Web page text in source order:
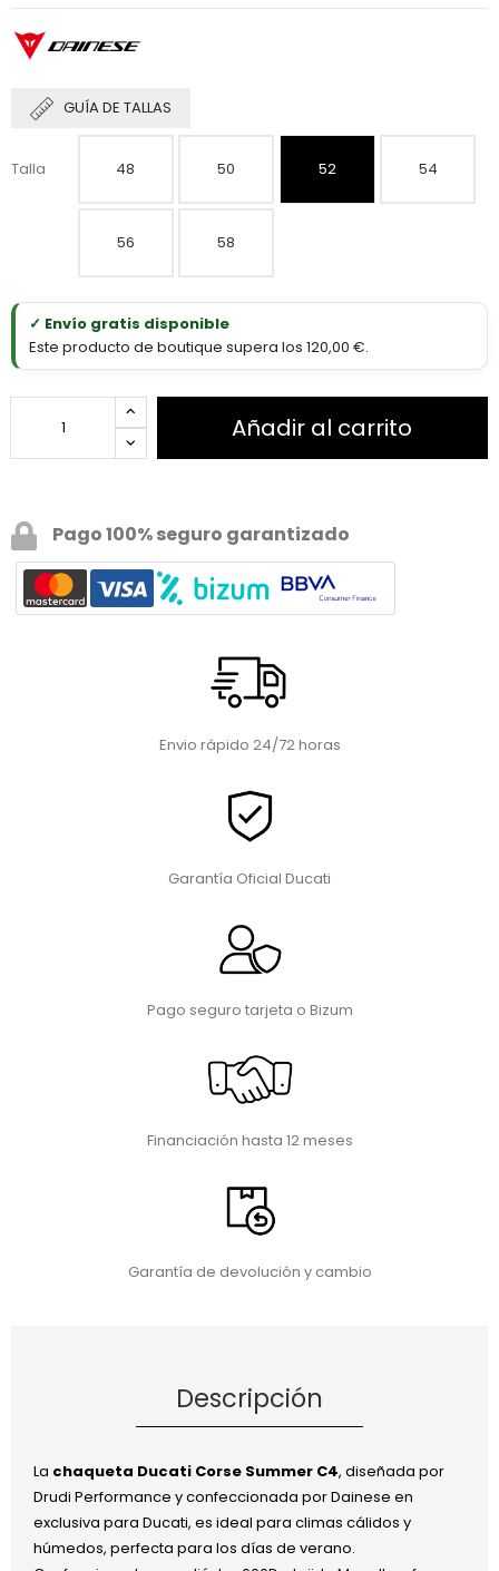
GUÍA DE TALLAS
Talla 48 50 52 54
56 58
✓ Envío gratis disponible
Este producto de boutique supera los 120,00 €.
Añadir al carrito
Pago 100% seguro garantizado
Envio rápido 24/72 horas
Garantía Oficial Ducati
Pago seguro tarjeta o Bizum
Financiación hasta 12 meses
Garantía de devolución y cambio
Descripción
La chaqueta Ducati Corse Summer C4, diseñada por
Drudi Performance y confeccionada por Dainese en
exclusiva para Ducati, es ideal para climas cálidos y
húmedos, perfecta para los días de verano.